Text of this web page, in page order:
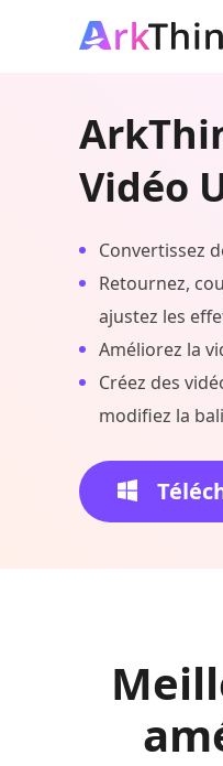
Vidéo
Convertissez
Retournez,
ajustez les
Améliorez la
Créez des
modifiez la